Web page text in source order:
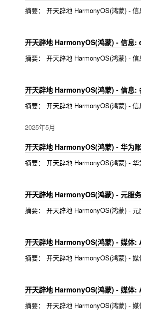
摘要： 开天辟地 HarmonyOS(鸿蒙) -
开天辟地 HarmonyOS(鸿蒙) - 信息:
摘要： 开天辟地 HarmonyOS(鸿蒙) -
开天辟地 HarmonyOS(鸿蒙) - 信息:
摘要： 开天辟地 HarmonyOS(鸿蒙) -
2025年5月
开天辟地 HarmonyOS(鸿蒙) - 华为
摘要： 开天辟地 HarmonyOS(鸿蒙) -
开天辟地 HarmonyOS(鸿蒙) - 元服
摘要： 开天辟地 HarmonyOS(鸿蒙) -
开天辟地 HarmonyOS(鸿蒙) - 媒体:
摘要： 开天辟地 HarmonyOS(鸿蒙) -
开天辟地 HarmonyOS(鸿蒙) - 媒体:
摘要： 开天辟地 HarmonyOS(鸿蒙) -